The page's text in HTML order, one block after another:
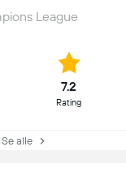
League
7.2
Rating
alle